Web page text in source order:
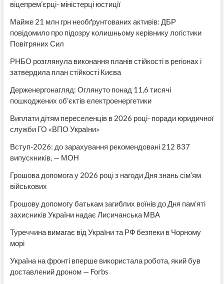
віцепрем’єрці- міністерці юстиції
Майже 21 млн грн необґрунтованих активів: ДБР
повідомило про підозру колишньому керівнику логістики
Повітряних Сил
РНБО розглянула виконання планів стійкості в регіонах і
затвердила план стійкості Києва
Держенергонагляд: Оглянуто понад 11,6 тисячі
пошкоджених об’єктів електроенергетики
Виплати дітям переселенців в 2026 році- поради юридичної
служби ГО «ВПО України»
Вступ-2026: до зарахування рекомендовані 212 837
випускників, — МОН
Грошова допомога у 2026 році з нагоди Дня знань сім’ям
військових
Грошову допомогу батькам загиблих воїнів до Дня пам’яті
захисників України надає Лисичанська МВА
Туреччина вимагає від України та РФ безпеки в Чорному
морі
Україна на фронті вперше використала робота, який був
доставлений дроном — Forbs